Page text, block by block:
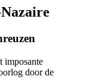
imposante
door de